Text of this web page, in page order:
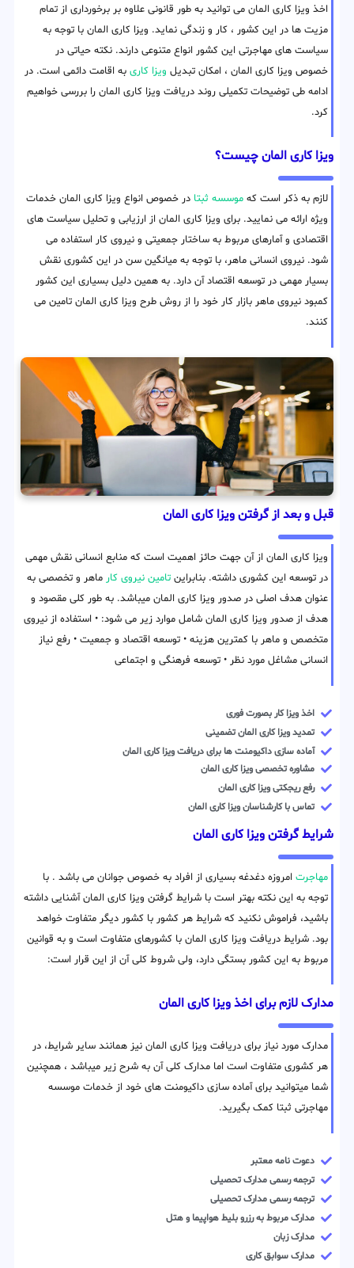
اخذ ویزا کاری المان می توانید به طور قانونی علاوه بر برخورداری از تمام
مزیت ها در این کشور ، کار و زندگی نماید. ویزا کاری المان با توجه به
سیاست های مهاجرتی این کشور انواع متنوعی دارند. نکته حیاتی در
خصوص ویزا کاری المان ، امکان تبدیل ویزا کاری به اقامت دائمی است. در
ادامه طی توضیحات تکمیلی روند دریافت ویزا کاری المان را بررسی خواهیم
کرد.
ویزا کاری المان چیست؟
لازم به ذکر است که موسسه ثبتا در خصوص انواع ویزا کاری المان خدمات
ویژه ارائه می نمایید. برای ویزا کاری المان از ارزیابی و تحلیل سیاست های
اقتصادی و آمارهای مربوط به ساختار جمعیتی و نیروی کار استفاده می
شود. نیروی انسانی ماهر، با توجه به میانگین سن در این کشوری نقش
بسیار مهمی در توسعه اقتصاد آن دارد. به همین دلیل بسیاری این کشور
کمبود نیروی ماهر بازار کار خود را از روش طرح ویزا کاری المان تامین می
کنند.
قبل و بعد از گرفتن ویزا کاری المان
ویزا کاری المان از آن جهت حائز اهمیت است که منابع انسانی نقش مهمی
در توسعه این کشوری داشته. بنابراین تامین نیروی کار ماهر و تخصصی به
عنوان هدف اصلی در صدور ویزا کاری المان میباشد. به طور کلی مقصود و
هدف از صدور ویزا کاری المان شامل موارد زیر می شود: • استفاده از نیروی
متخصص و ماهر با کمترین هزینه • توسعه اقتصاد و جمعیت • رفع نیاز
انسانی مشاغل مورد نظر • توسعه فرهنگی و اجتماعی
اخذ ویزا کار بصورت فوری
تمدید ویزا کاری المان تضمینی
آماده سازی داکیومنت ها برای دریافت ویزا کاری المان
مشاوره تخصصی ویزا کاری المان
رفع ریجکتی ویزا کاری المان
تماس با کارشناسان ویزا کاری المان
شرایط گرفتن ویزا کاری المان
مهاجرت امروزه دغدغه بسیاری از افراد به خصوص جوانان می باشد . با
توجه به این نکته بهتر است با شرایط گرفتن ویزا کاری المان آشنایی داشته
باشید، فراموش نکنید که شرایط هر کشور با کشور دیگر متفاوت خواهد
بود. شرایط دریافت ویزا کاری المان با کشورهای متفاوت است و به قوانین
مربوط به این کشور بستگی دارد، ولی شروط کلی آن از این قرار است:
مدارک لازم برای اخذ ویزا کاری المان
مدارک مورد نیاز برای دریافت ویزا کاری المان نیز همانند سایر شرایط، در
هر کشوری متفاوت است اما مدارک کلی آن به شرح زیر میباشد ، همچنین
شما میتوانید برای آماده سازی داکیومنت های خود از خدمات موسسه
مهاجرتی ثبتا کمک بگیرید.
دعوت نامه معتبر
ترجمه رسمی مدارک تحصیلی
ترجمه رسمی مدارک تحصیلی
مدارک مربوط به رزرو بلیط هواپیما و هتل
مدارک زبان
مدارک سوابق کاری